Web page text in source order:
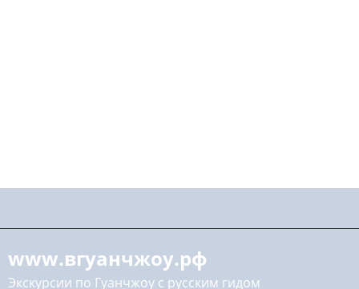
www.вгуанчжоу.рф
Экскурсии по Гуанчжоу с русским гидом